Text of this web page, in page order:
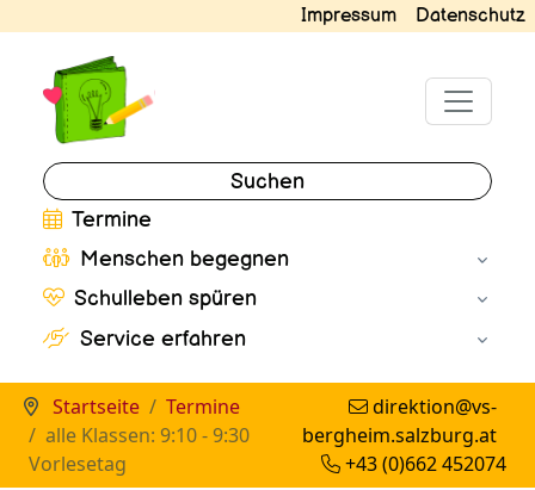
Impressum Datenschutz
Suchen
Termine
Menschen begegnen
Schulleben spüren
Service erfahren
Startseite
Termine
alle Klassen: 9:10 - 9:30
Vorlesetag
direktion@vs-
bergheim.salzburg.at
+43 (0)662 452074